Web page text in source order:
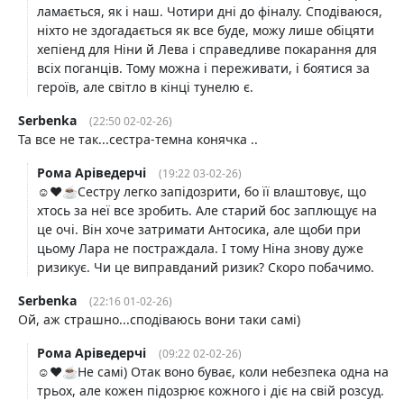
ламається, як і наш. Чотири дні до фіналу. Сподіваюся,
ніхто не здогадається як все буде, можу лише обіцяти
хепіенд для Ніни й Лева і справедливе покарання для
всіх поганців. Тому можна і переживати, і боятися за
героїв, але світло в кінці тунелю є.
Serbenka
(22:50 02-02-26)
Та все не так...сестра-темна конячка ..
Рома Аріведерчі
(19:22 03-02-26)
☺️❤️☕️Сестру легко запідозрити, бо її влаштовує, що
хтось за неї все зробить. Але старий бос заплющує на
це очі. Він хоче затримати Антосика, але щоби при
цьому Лара не постраждала. І тому Ніна знову дуже
ризикує. Чи це виправданий ризик? Скоро побачимо.
Serbenka
(22:16 01-02-26)
Ой, аж страшно...сподіваюсь вони таки самі)
Рома Аріведерчі
(09:22 02-02-26)
☺️❤️☕️Не самі) Отак воно буває, коли небезпека одна на
трьох, але кожен підозрює кожного і діє на свій розсуд.